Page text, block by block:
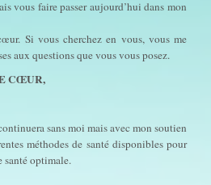
vous faire passer aujourd’hui dans mon
Si vous cherchez en vous, vous me
aux questions que vous vous posez.
CŒUR,
sans moi mais avec mon soutien
méthodes de santé disponibles pour
santé optimale.